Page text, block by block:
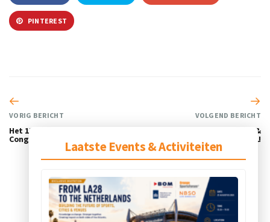
Laatste Events & Activiteiten
PINTEREST
VORIG BERICHT
Het 17de Sport Innovatie
Congres, 18 november
VOLGEND BERICHT
Jaarboek Holland Sports &
Industry 2020/2021!